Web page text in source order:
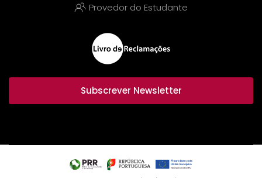
Provedor do Estudante
Subscrever Newsletter